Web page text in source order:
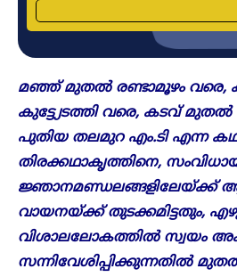
മഞ്ഞ് മുതൽ രണ്ടാമൂഴം വരെ,
കുട്ട്യേടത്തി വരെ, കടവ് മുതൽ
പുതിയ തലമുറ എം.ടി എന്ന
തിരക്കഥാകൃത്തിനെ,
ജ്ഞാനമണ്ഡലങ്ങളിലേയ്ക്ക്
വായനയ്ക്ക് തുടക്കമിട്ടതും,
വിശാലലോകത്തിൽ സ്വയം
സന്നിവേശിപ്പിക്കുന്നതിൽ